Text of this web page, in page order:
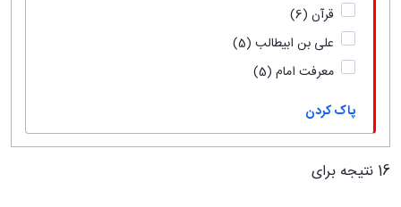
قرآن (6)
علی بن ابیطالب (5)
معرفت امام (5)
پاک کردن
16 نتیجه برای